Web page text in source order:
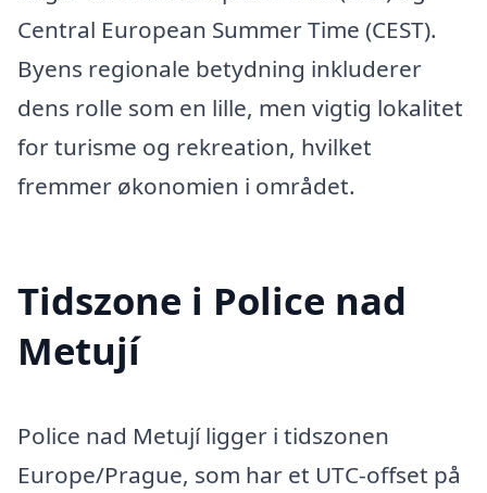
Central European Summer Time (CEST).
Byens regionale betydning inkluderer
dens rolle som en lille, men vigtig lokalitet
for turisme og rekreation, hvilket
fremmer økonomien i området.
Tidszone i Police nad
Metují
Police nad Metují ligger i tidszonen
Europe/Prague, som har et UTC-offset på